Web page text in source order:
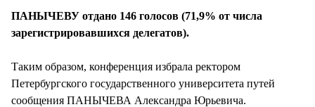
ПАНЫЧЕВУ отдано 146 голосов (71,9% от числа
зарегистрировавшихся делегатов).
Таким образом, конференция избрала ректором
Петербургского государственного университета путей
сообщения ПАНЫЧЕВА Александра Юрьевича.